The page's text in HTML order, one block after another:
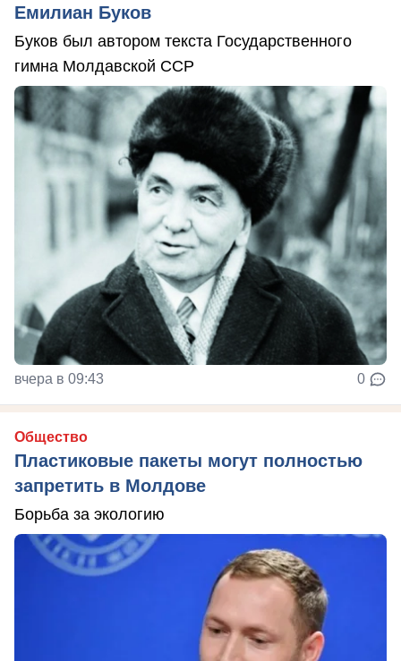
Емилиан Буков
Буков был автором текста Государственного
гимна Молдавской ССР
вчера в 09:43 0
Общество
Пластиковые пакеты могут полностью
запретить в Молдове
Борьба за экологию